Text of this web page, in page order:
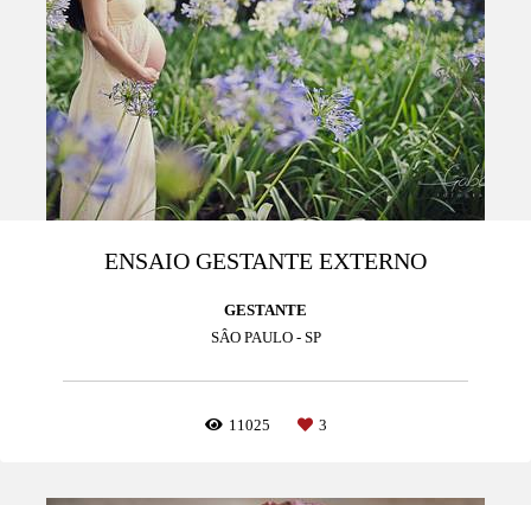
ENSAIO GESTANTE EXTERNO
GESTANTE
SÂO PAULO - SP
11025 3